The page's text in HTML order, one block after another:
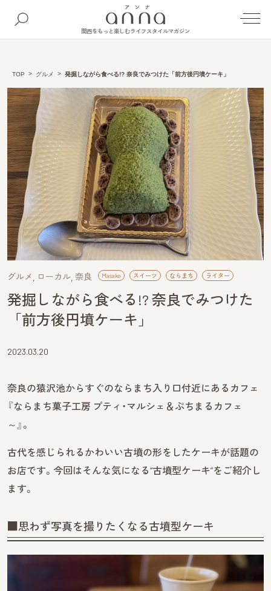
関西をもっと楽しむライフスタイルマガジン
TOP グルメ 発掘しながら食べる!? 奈良でみつけた「前方後円墳ケーキ」
グルメ ローカル 奈良 Masako スイーツ ならまち ライター
発掘しながら食べる!? 奈良でみつけた
「前方後円墳ケーキ」
2023.03.20
奈良の猿沢池からすぐのならまち入り口付近にあるカフェ
『ならまち菓子工房 プティ・マルシェ＆ぷちまるカフェ
～』。
古代を感じられるかわいい古墳の形をしたケーキが話題の
お店です。今回はそんな気になる“古墳型ケーキ”をご紹介し
ます。
■思わず写真を撮りたくなる古墳型ケーキ